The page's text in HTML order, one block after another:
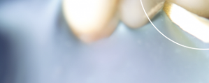
СОХРАНЕНИЕ ЗУБА И КОСТНОЙ ТКАНИ
МИНИМАЛЬНАЯ ТРАВМАТИЧНОСТЬ